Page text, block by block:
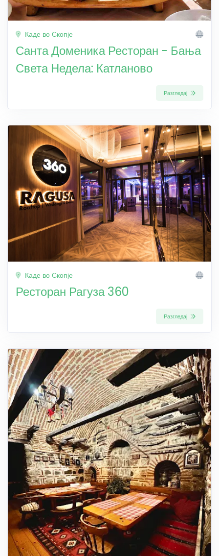
Каде во Скопје
Санта Доменика Ресторан - Бања
Света Недела: Катланово
Разгледај
Каде во Скопје
Ресторан Рагуза 360
Разгледај